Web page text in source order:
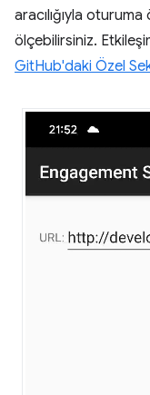
aracılığıyla
ölçebilirsiniz.
GitHub'daki Özel